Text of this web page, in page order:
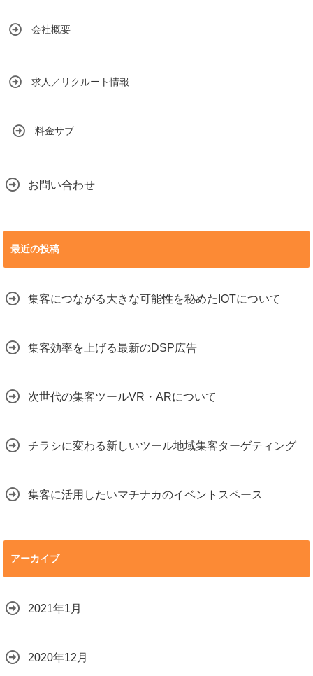
会社概要
求人／リクルート情報
料金サブ
お問い合わせ
最近の投稿
集客につながる大きな可能性を秘めたIOTについて
集客効率を上げる最新のDSP広告
次世代の集客ツールVR・ARについて
チラシに変わる新しいツール地域集客ターゲティング
集客に活用したいマチナカのイベントスペース
アーカイブ
2021年1月
2020年12月